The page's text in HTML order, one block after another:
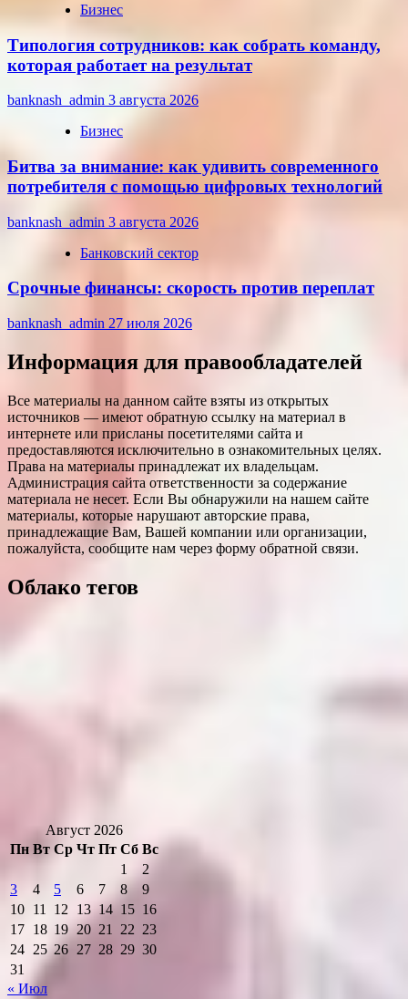
Бизнес
Типология сотрудников: как собрать команду,
которая работает на результат
banknash_admin 3 августа 2026
Бизнес
Битва за внимание: как удивить современного
потребителя с помощью цифровых технологий
banknash_admin 3 августа 2026
Банковский сектор
Срочные финансы: скорость против переплат
banknash_admin 27 июля 2026
Информация для правообладателей
Все материалы на данном сайте взяты из открытых
источников — имеют обратную ссылку на материал в
интернете или присланы посетителями сайта и
предоставляются исключительно в ознакомительных целях.
Права на материалы принадлежат их владельцам.
Администрация сайта ответственности за содержание
материала не несет. Если Вы обнаружили на нашем сайте
материалы, которые нарушают авторские права,
принадлежащие Вам, Вашей компании или организации,
пожалуйста, сообщите нам через форму обратной связи.
Облако тегов
Август 2026
Пн Вт Ср Чт Пт Сб Вс
1
2
3
4 5 6 7 8
9
10 11 12 13 14 15 16
17 18 19 20 21 22 23
24 25 26 27 28 29 30
31
« Июл